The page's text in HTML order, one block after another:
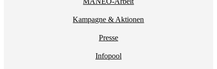
Kampagne & Aktionen
Presse
Infopool